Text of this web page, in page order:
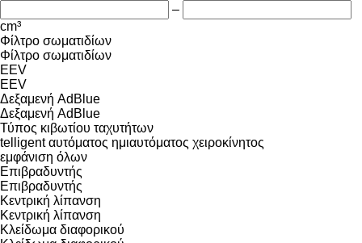
–
cm³
Φίλτρο σωματιδίων
Φίλτρο σωματιδίων
EEV
EEV
Δεξαμενή AdBlue
Δεξαμενή AdBlue
Τύπος κιβωτίου ταχυτήτων
telligent αυτόματος ημιαυτόματος χειροκίνητος
εμφάνιση όλων
Επιβραδυντής
Επιβραδυντής
Κεντρική λίπανση
Κεντρική λίπανση
Κλείδωμα διαφορικού